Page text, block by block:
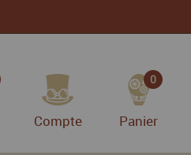
Compte
0
Panier